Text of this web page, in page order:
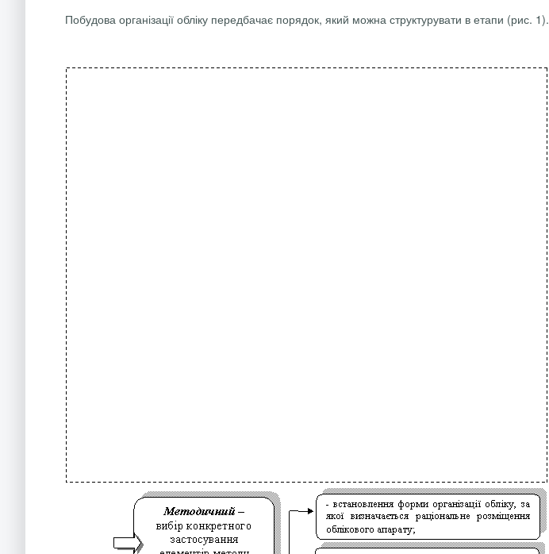
Побудова організації обліку передбачає порядок, який можна структурувати в етапи (рис. 1).